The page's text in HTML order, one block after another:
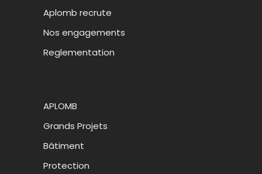
Aplomb recrute
Nos engagements
Reglementation
APLOMB
Grands Projets
Bâtiment
Protection